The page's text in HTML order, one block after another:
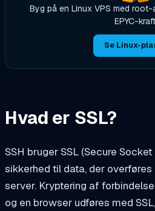
Byg på en Linux VPS med root-
EPYC-
Se Linux-
Hvad er SSL?
SSH bruger SSL (Secure
sikkerhed til data, der
server. Kryptering af
og en browser udføres med